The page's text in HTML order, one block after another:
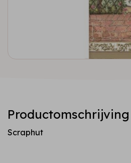
Productomschrijving
Scraphut